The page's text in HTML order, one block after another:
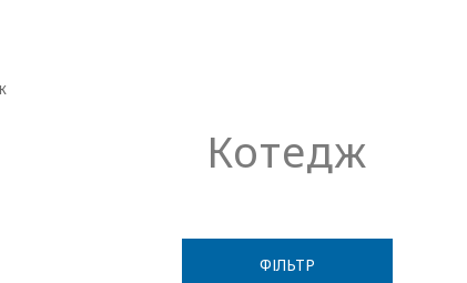
Котедж
ФІЛЬТР